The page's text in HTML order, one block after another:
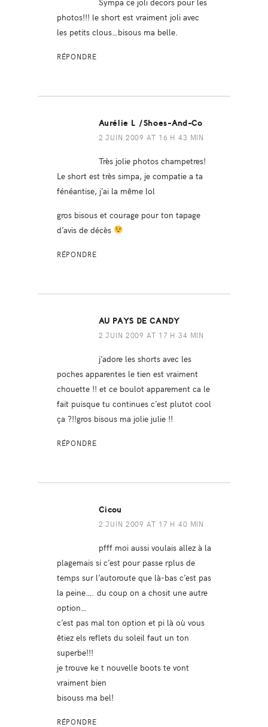
photos!!! le short est vraiment joli avec
les petits clous…bisous ma belle.
RÉPONDRE
Aurélie L /shoes-And-Co
2 JUIN 2009 AT 16 H 43 MIN
Très jolie photos champetres!
Le short est très simpa, je compatie a ta
fénéantise, j’ai la même lol
gros bisous et courage pour ton tapage
d’avis de décès
RÉPONDRE
AU PAYS DE CANDY
2 JUIN 2009 AT 17 H 34 MIN
j’adore les shorts avec les
poches apparentes le tien est vraiment
chouette !! et ce boulot apparement ca le
fait puisque tu continues c’est plutot cool
ça ?!!gros bisous ma jolie julie !!
RÉPONDRE
Cicou
2 JUIN 2009 AT 17 H 40 MIN
pfff moi aussi voulais allez à la
plagemais si c’est pour passe rplus de
temps sur l’autoroute que là-bas c’est pas
la peine…. du coup on a chosit une autre
option…
c’est pas mal ton option et pi là où vous
êtiez els reflets du soleil faut un ton
superbe!!!
je trouve ke t nouvelle boots te vont
vraiment bien
bisouss ma bel!
RÉPONDRE